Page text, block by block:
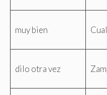
muy bien
dilo otra vez